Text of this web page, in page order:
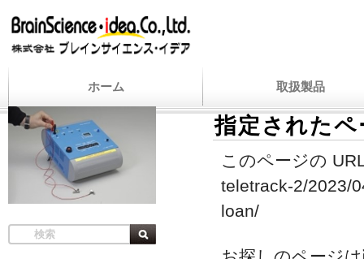
ホーム 取扱製品
指定された
このページの
teletrack-2/2023/
loan/